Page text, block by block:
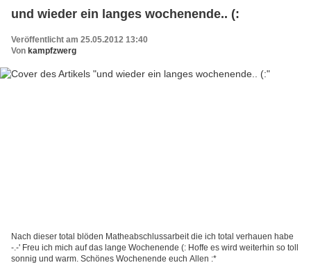
und wieder ein langes wochenende.. (:
Veröffentlicht am 25.05.2012 13:40
Von kampfzwerg
Nach dieser total blöden Matheabschlussarbeit die ich total verhauen habe
-.-' Freu ich mich auf das lange Wochenende (: Hoffe es wird weiterhin so toll
sonnig und warm. Schönes Wochenende euch Allen :*